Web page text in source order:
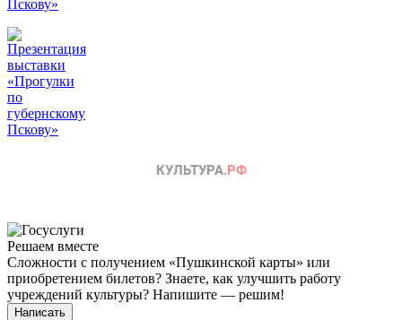
Решаем вместе
Сложности с получением «Пушкинской карты» или
приобретением билетов? Знаете, как улучшить работу
учреждений культуры? Напишите — решим!
Написать